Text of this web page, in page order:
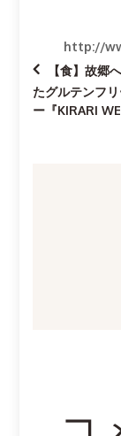
http://
投
稿
【食】故郷
たグルテンフ
ー『KIRARI